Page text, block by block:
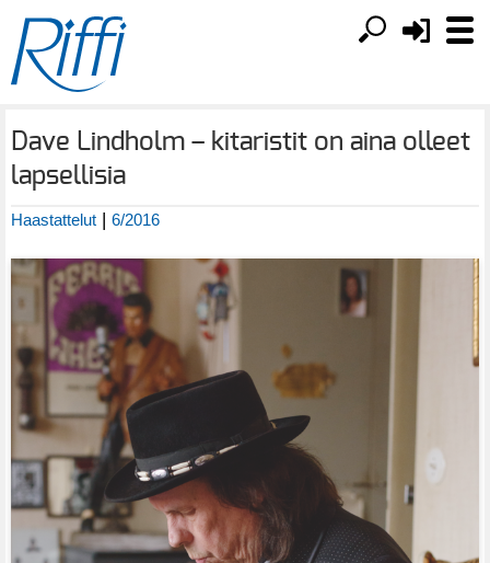
Dave Lindholm – kitaristit on aina olleet
lapsellisia
Haastattelut | 6/2016